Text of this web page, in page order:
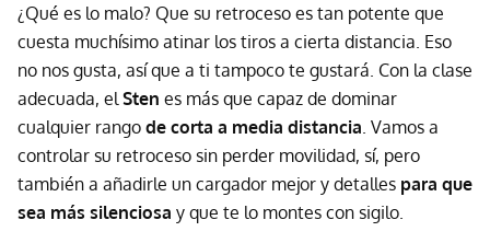
¿Qué es lo malo? Que su retroceso es tan potente que
cuesta muchísimo atinar los tiros a cierta distancia. Eso
no nos gusta, así que a ti tampoco te gustará. Con la clase
adecuada, el Sten es más que capaz de dominar
cualquier rango de corta a media distancia . Vamos a
controlar su retroceso sin perder movilidad, sí, pero
también a añadirle un cargador mejor y detalles para que
sea más silenciosa y que te lo montes con sigilo.